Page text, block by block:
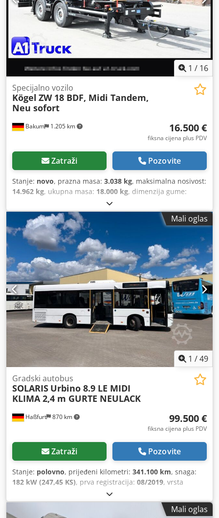
1 / 16
Bakum 1.205 km
Specijalno vozilo
Kögel ZW 18 BDF, Midi Tandem,
Neu sofort
16.500 €
fiksna cijena plus PDV
Zatraži Pozovite
Stanje: novo, prazna masa: 3.038 kg, maksimalna nosivost:
14.962 kg, ukupna masa: 18.000 kg, dimenzija gume:
100 postotak
osovina:2 osovine, međuosovinski razmak:6.260 mm,
boja:crna, kabina vozača:
, emisijska klasa:
nijedan
, ovjes:zrak, dimenzija prednje gume:
dimenzija stražnje gume:385/55 22,5 , Oprema:
Mali oglas
1 /49
Haßfurt 870 km
Gradski autobus
SOLARIS Urbino 8.9 LE MIDI
KLIMA 2,4 m GURTE NEULACK
99.500 €
fiksna cijena plus PDV
Zatraži Pozovite
Stanje: polovno, prijeđeni kilometri: 341.100 km, snaga:
182 kW (247,45 KS), prva registracija: 08/2019, vrsta
25, tip prijenosa:
emisijska klasa:Euro 6, boja:bijela, kočnice:retarder,
Oprema:
ABS, grijač za parkiranje, klima-uređaj ,Mali oglas